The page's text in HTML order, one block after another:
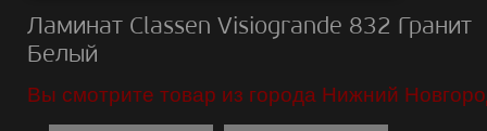
Ламинат Classen Visiogrande 832 Гранит
Белый
Вы смотрите товар из города Нижний